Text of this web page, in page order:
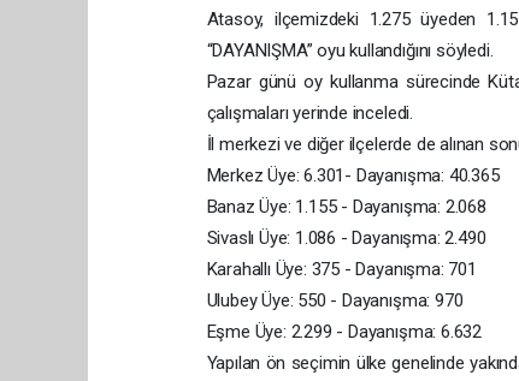
Atasoy, ilçemizdeki 1.275 üyeden
“DAYANIŞMA” oyu kullandığını söyledi.
Pazar günü oy kullanma sürecinde
çalışmaları yerinde inceledi.
İl merkezi ve diğer ilçelerde de alınan
Merkez Üye: 6.301- Dayanışma: 40.365
Banaz Üye: 1.155 - Dayanışma: 2.068
Sivaslı Üye: 1.086 - Dayanışma: 2.490
Karahallı Üye: 375 - Dayanışma: 701
Ulubey Üye: 550 - Dayanışma: 970
Eşme Üye: 2.299 - Dayanışma: 6.632
Yapılan ön seçimin ülke genelinde